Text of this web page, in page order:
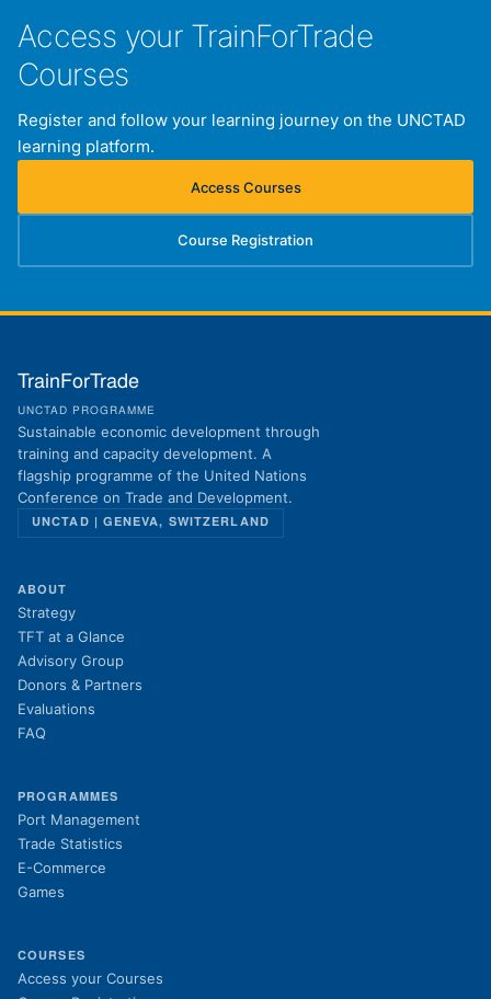
Access your TrainForTrade
Courses
Register and follow your learning journey on the UNCTAD
learning platform.
Access Courses
(opens in new tab)
Course Registration
(opens in new tab)
TrainForTrade
UNCTAD PROGRAMME
Sustainable economic development through
training and capacity development. A
flagship programme of the United Nations
Conference on Trade and Development.
UNCTAD | GENEVA, SWITZERLAND
ABOUT
Strategy
TFT at a Glance
Advisory Group
Donors & Partners
Evaluations
FAQ
PROGRAMMES
Port Management
Trade Statistics
E-Commerce
Games
COURSES
Access your Courses